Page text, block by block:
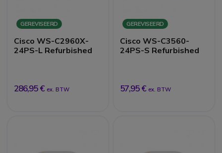
GEREVISEERD
Cisco WS-C2960X-
24PS-L Refurbished
286,95 € ex. BTW
GEREVISEERD
Cisco WS-C3560-
24PS-S Refurbished
57,95 € ex. BTW